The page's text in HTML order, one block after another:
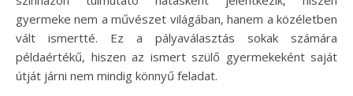
gyermeke nem a művészet világában, hanem a közéletben
vált ismertté. Ez a pályaválasztás sokak számára
példaértékű, hiszen az ismert szülő gyermekeként saját
útját járni nem mindig könnyű feladat.